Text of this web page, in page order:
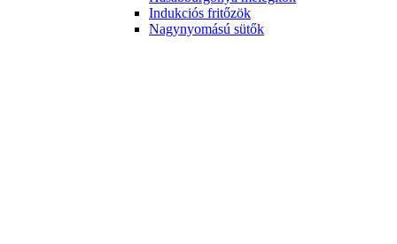
Indukciós fritőzök
Nagynyomású sütők